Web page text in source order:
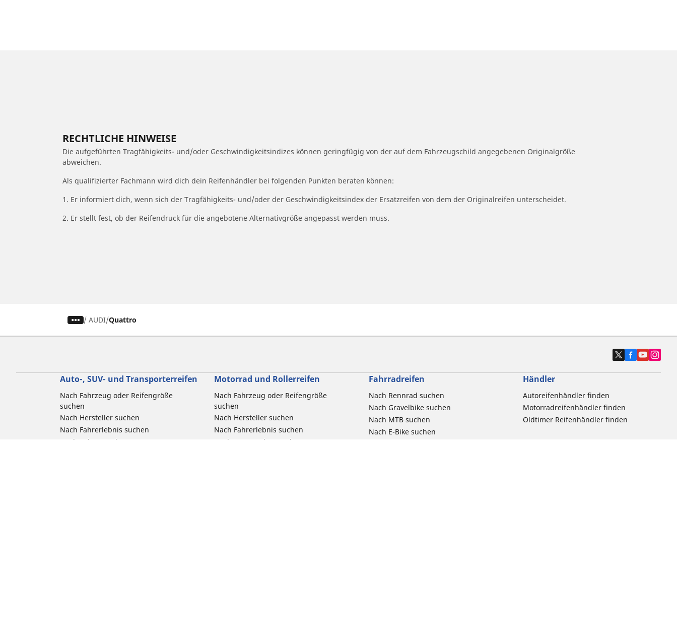
RECHTLICHE HINWEISE
Die aufgeführten Tragfähigkeits- und/oder Geschwindigkeitsindizes können geringfügig von der auf dem Fahrzeugschild angegebenen Originalgröße
abweichen.
Als qualifizierter Fachmann wird dich dein Reifenhändler bei folgenden Punkten beraten können:
1. Er informiert dich, wenn sich der Tragfähigkeits- und/oder der Geschwindigkeitsindex der Ersatzreifen von dem der Originalreifen unterscheidet.
2. Er stellt fest, ob der Reifendruck für die angebotene Alternativgröße angepasst werden muss.
/ AUDI Quattro
Auto-, SUV- und Transporterreifen
Nach Fahrzeug oder Reifengröße
suchen
Nach Hersteller suchen
Nach Fahrerlebnis suchen
Nach Saison suchen
Motorrad und Rollerreifen
Nach Fahrzeug oder Reifengröße
suchen
Nach Hersteller suchen
Nach Fahrerlebnis suchen
Nach Motorradtyp suchen
Fahrradreifen
Nach Rennrad suchen
Nach Gravelbike suchen
Nach MTB suchen
Nach E-Bike suchen
Händler
Autoreifenhändler finden
Motorradreifenhändler finden
Oldtimer Reifenhändler finden